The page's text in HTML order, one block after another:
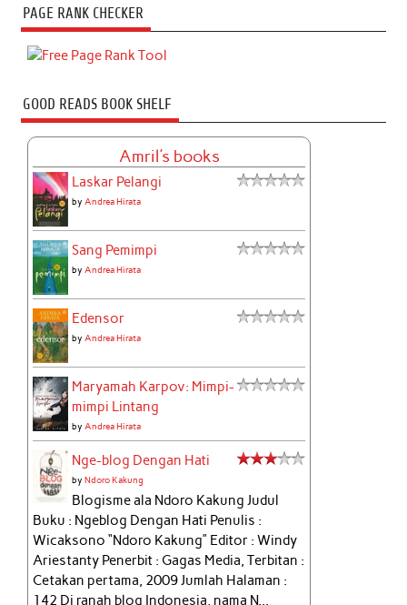
PAGE RANK CHECKER
GOOD READS BOOK SHELF
Amril's books
Laskar Pelangi
byAndrea Hirata
Sang Pemimpi
byAndrea Hirata
Edensor
byAndrea Hirata
Maryamah Karpov: Mimpi-
mimpi Lintang
byAndrea Hirata
Nge-blog Dengan Hati
byNdoro Kakung
Blogisme ala Ndoro Kakung Judul
Buku : Ngeblog Dengan Hati Penulis :
Wicaksono “Ndoro Kakung” Editor : Windy
Ariestanty Penerbit : Gagas Media, Terbitan :
Cetakan pertama, 2009 Jumlah Halaman :
142 Di ranah blog Indonesia, nama N...